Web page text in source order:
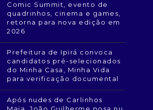
Comic Summit, evento de
quadrinhos, cinema e games,
retorna para nova edição em
2026
Prefeitura de Ipirá convoca
candidatos pré-selecionados
do Minha Casa, Minha Vida
para verificação documental
Após nudes de Carlinhos